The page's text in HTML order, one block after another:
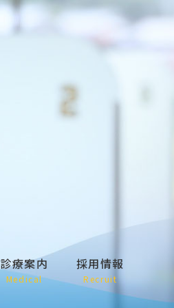
診療案内
Medical
採用情報
Recruit